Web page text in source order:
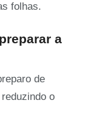
folhas.
a
de
o